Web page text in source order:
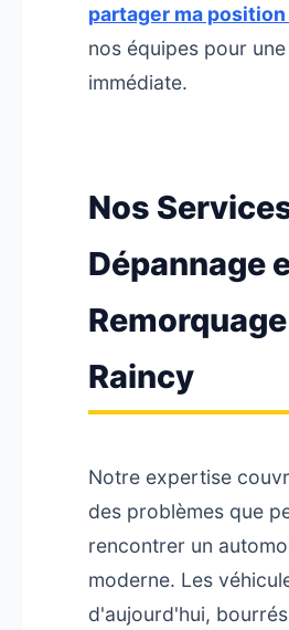
partager ma position
nos équipes pour
immédiate.
Nos
Dépannage
Raincy
Notre expertise
des problèmes que
rencontrer un
moderne. Les
d'aujourd'hui, bourrés